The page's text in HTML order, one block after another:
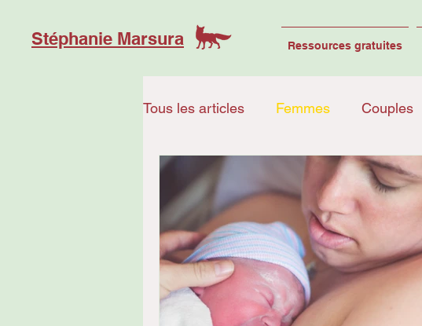
Stéphanie Marsura Ressources gratuites
Tous les articles Femmes Couples